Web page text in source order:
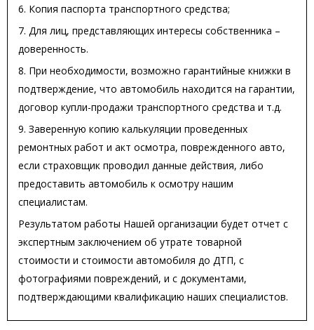
6. Копия паспорта транспортного средства;
7. Для лиц, представляющих интересы собственника –
доверенность.
8. При необходимости, возможно гарантийные книжки в
подтверждение, что автомобиль находится на гарантии,
договор купли-продажи транспортного средства и т.д.
9. Заверенную копию калькуляции проведенных
ремонтных работ и акт осмотра, поврежденного авто,
если страховщик проводил данные действия, либо
предоставить автомобиль к осмотру нашим
специалистам.
Результатом работы Нашей организации будет отчет с
экспертным заключением об утрате товарной
стоимости и стоимости автомобиля до ДТП, с
фотографиями повреждений, и с документами,
подтверждающими квалификацию наших специалистов.